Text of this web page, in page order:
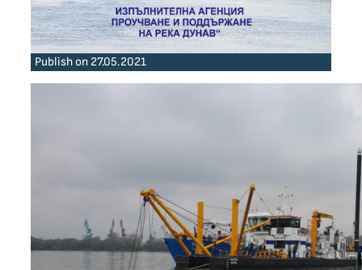
Publish on 27.05.2021